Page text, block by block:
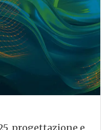
progettazione e